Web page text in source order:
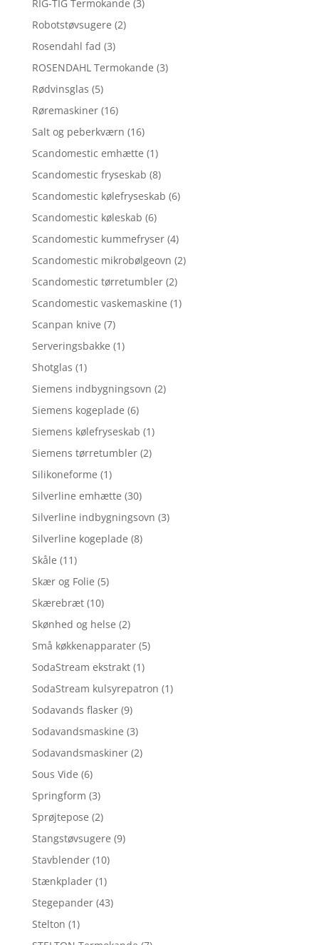
RIG-TIG Termokande (3)
Robotstøvsugere (2)
Rosendahl fad (3)
ROSENDAHL Termokande (3)
Rødvinsglas (5)
Røremaskiner (16)
Salt og peberkværn (16)
Scandomestic emhætte (1)
Scandomestic fryseskab (8)
Scandomestic kølefryseskab (6)
Scandomestic køleskab (6)
Scandomestic kummefryser (4)
Scandomestic mikrobølgeovn (2)
Scandomestic tørretumbler (2)
Scandomestic vaskemaskine (1)
Scanpan knive (7)
Serveringsbakke (1)
Shotglas (1)
Siemens indbygningsovn (2)
Siemens kogeplade (6)
Siemens kølefryseskab (1)
Siemens tørretumbler (2)
Silikoneforme (1)
Silverline emhætte (30)
Silverline indbygningsovn (3)
Silverline kogeplade (8)
Skåle (11)
Skær og Folie (5)
Skærebræt (10)
Skønhed og helse (2)
Små køkkenapparater (5)
SodaStream ekstrakt (1)
SodaStream kulsyrepatron (1)
Sodavands flasker (9)
Sodavandsmaskine (3)
Sodavandsmaskiner (2)
Sous Vide (6)
Springform (3)
Sprøjtepose (2)
Stangstøvsugere (9)
Stavblender (10)
Stænkplader (1)
Stegepander (43)
Stelton (1)